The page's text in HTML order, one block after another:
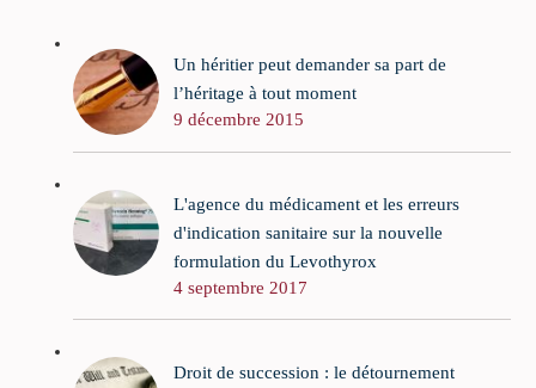
Un héritier peut demander sa part de
l’héritage à tout moment
9 décembre 2015
L'agence du médicament et les erreurs
d'indication sanitaire sur la nouvelle
formulation du Levothyrox
4 septembre 2017
Droit de succession : le détournement